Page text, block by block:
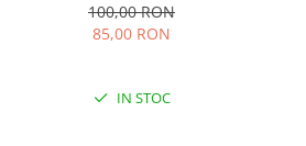
100,00 RON
85,00 RON
IN STOC